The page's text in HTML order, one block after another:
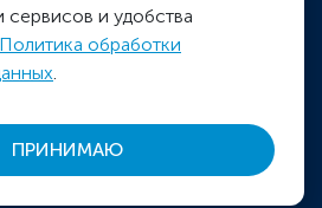
сервисов и удобства
Политика обработки
.
ПРИНИМАЮ